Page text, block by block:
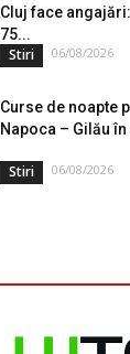
Cluj face
75...
Stiri 06/08/2026
Curse de noapte
Napoca – Gilău
Stiri 06/08/2026